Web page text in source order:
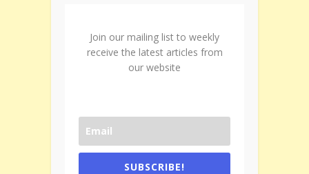
Join our mailing list to weekly
receive the latest articles from
our website
SUBSCRIBE!